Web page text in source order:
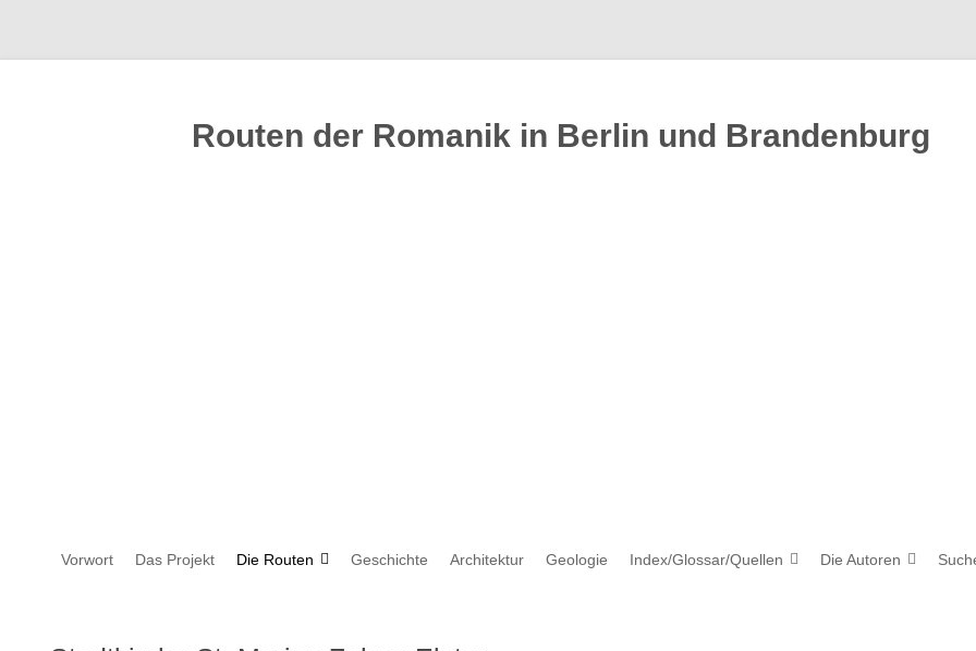
Routen der Romanik in Berlin und Brandenburg
Inhalt
Vorwort Das Projekt Die Routen Geschichte Architektur Geologie Index/Glossar/Quellen Die Autoren